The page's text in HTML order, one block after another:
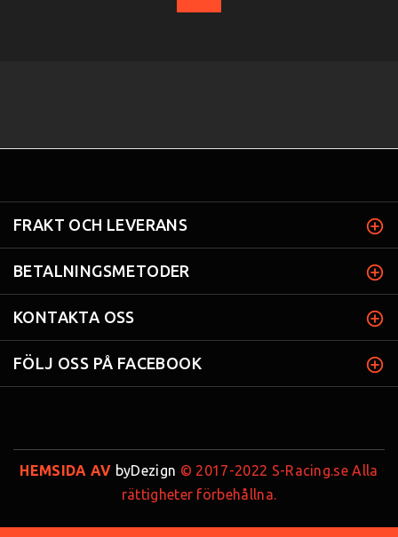
FRAKT OCH LEVERANS
BETALNINGSMETODER
KONTAKTA OSS
FÖLJ OSS PÅ FACEBOOK
HEMSIDA AV byDezign © 2017-2022 S-Racing.se Alla
rättigheter förbehållna.